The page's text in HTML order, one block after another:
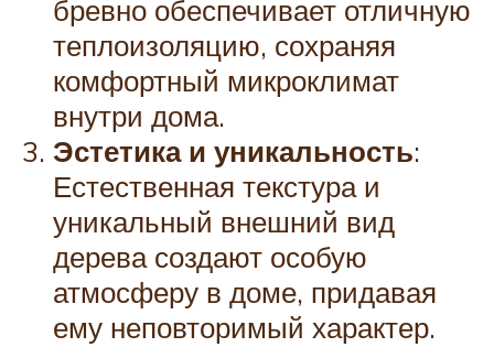
бревно обеспечивает отличную
теплоизоляцию, сохраняя
комфортный микроклимат
внутри дома.
Эстетика и уникальность:
Естественная текстура и
уникальный внешний вид
дерева создают особую
атмосферу в доме, придавая
ему неповторимый характер.